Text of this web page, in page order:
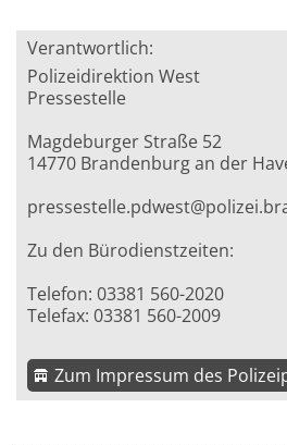
Verantwortlich:
Polizeidirektion West
Pressestelle
Magdeburger Straße 52
14770 Brandenburg an der
Zu den Bürodienstzeiten:
Telefon: 03381 560-2020
Telefax: 03381 560-2009
Zum Impressum des